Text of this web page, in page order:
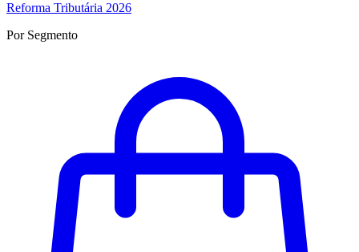
Reforma Tributária 2026
Por Segmento